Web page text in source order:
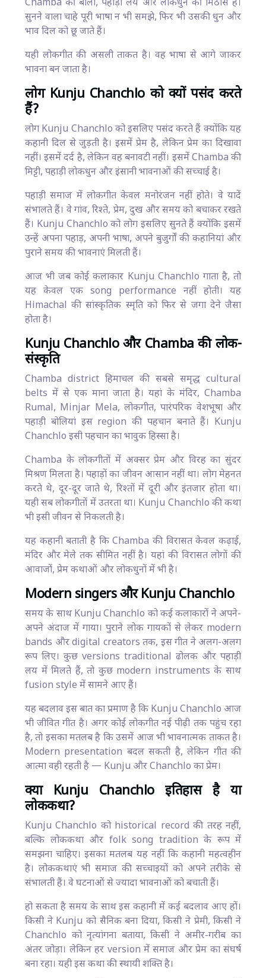
Chamba की बोली, पहाड़ी लय और लोकधुन की मिठास है।
सुनने वाला चाहे पूरी भाषा न भी समझे, फिर भी उसकी धुन और
भाव दिल को छू जाते हैं।
यही लोकगीत की असली ताकत है। वह भाषा से आगे जाकर
भावना बन जाता है।
लोग Kunju Chanchlo को क्यों पसंद करते
हैं?
लोग Kunju Chanchlo को इसलिए पसंद करते हैं क्योंकि यह
कहानी दिल से जुड़ती है। इसमें प्रेम है, लेकिन प्रेम का दिखावा
नहीं। इसमें दर्द है, लेकिन वह बनावटी नहीं। इसमें Chamba की
मिट्टी, पहाड़ी लोकधुन और इंसानी भावनाओं की सच्चाई है।
पहाड़ी समाज में लोकगीत केवल मनोरंजन नहीं होते। वे यादें
संभालते हैं। वे गांव, रिश्ते, प्रेम, दुख और समय को बचाकर रखते
हैं। Kunju Chanchlo को लोग इसलिए सुनते हैं क्योंकि इसमें
उन्हें अपना पहाड़, अपनी भाषा, अपने बुजुर्गों की कहानियां और
पुराने समय की भावनाएं मिलती हैं।
आज भी जब कोई कलाकार Kunju Chanchlo गाता है, तो
यह केवल एक song performance नहीं होती। यह
Himachal की सांस्कृतिक स्मृति को फिर से जगा देने जैसा
होता है।
Kunju Chanchlo और Chamba की लोक-
संस्कृति
Chamba district हिमाचल की सबसे समृद्ध cultural
belts में से एक माना जाता है। यहां के मंदिर, Chamba
Rumal, Minjar Mela, लोकगीत, पारंपरिक वेशभूषा और
पहाड़ी बोलियां इस region की पहचान बनाते हैं। Kunju
Chanchlo इसी पहचान का भावुक हिस्सा है।
Chamba के लोकगीतों में अक्सर प्रेम और विरह का सुंदर
मिश्रण मिलता है। पहाड़ों का जीवन आसान नहीं था। लोग मेहनत
करते थे, दूर-दूर जाते थे, रिश्तों में दूरी और इंतजार होता था।
यही सब लोकगीतों में उतरता था। Kunju Chanchlo की कथा
भी इसी जीवन से निकलती है।
यह कहानी बताती है कि Chamba की विरासत केवल कढ़ाई,
मंदिर और मेले तक सीमित नहीं है। यहां की विरासत लोगों की
आवाजों, प्रेम कथाओं और लोकधुनों में भी है।
Modern singers और Kunju Chanchlo
समय के साथ Kunju Chanchlo को कई कलाकारों ने अपने-
अपने अंदाज में गाया। पुराने लोक गायकों से लेकर modern
bands और digital creators तक, इस गीत ने अलग-अलग
रूप लिए। कुछ versions traditional ढोलक और पहाड़ी
लय में मिलते हैं, तो कुछ modern instruments के साथ
fusion style में सामने आए हैं।
यह बदलाव इस बात का प्रमाण है कि Kunju Chanchlo आज
भी जीवित गीत है। अगर कोई लोकगीत नई पीढ़ी तक पहुंच रहा
है, तो इसका मतलब है कि उसमें आज भी भावनात्मक ताकत है।
Modern presentation बदल सकती है, लेकिन गीत की
आत्मा वही रहती है — Kunju और Chanchlo का प्रेम।
क्या Kunju Chanchlo इतिहास है या
लोककथा?
Kunju Chanchlo को historical record की तरह नहीं,
बल्कि लोककथा और folk song tradition के रूप में
समझना चाहिए। इसका मतलब यह नहीं कि कहानी महत्वहीन
है। लोककथाएं भी समाज की सच्चाइयों को अपने तरीके से
संभालती हैं। वे घटनाओं से ज्यादा भावनाओं को बचाती हैं।
हो सकता है समय के साथ इस कहानी में कई बदलाव आए हों।
किसी ने Kunju को सैनिक बना दिया, किसी ने प्रेमी, किसी ने
Chanchlo को नृत्यांगना बताया, किसी ने अमीर-गरीब का
अंतर जोड़ा। लेकिन हर version में समाज और प्रेम का संघर्ष
बना रहा। यही इस कथा की स्थायी शक्ति है।